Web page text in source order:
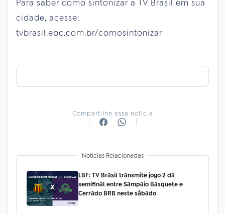
Para saber como sintonizar a TV Brasil em sua
cidade, acesse:
tvbrasil.ebc.com.br/comosintonizar
Compartilhe essa notícia
Notícias Relacionadas
LBF: TV Brasil transmite jogo 2 da
semifinal entre Sampaio Basquete e
Cerrado BRB neste sábado